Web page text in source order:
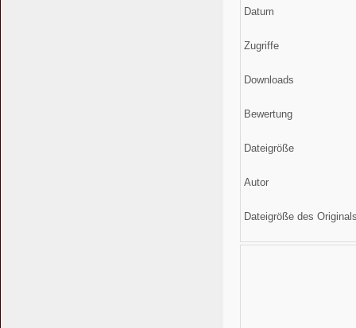
Datum
Zugriffe
Downloads
Bewertung
Dateigröße
Autor
Dateigröße des